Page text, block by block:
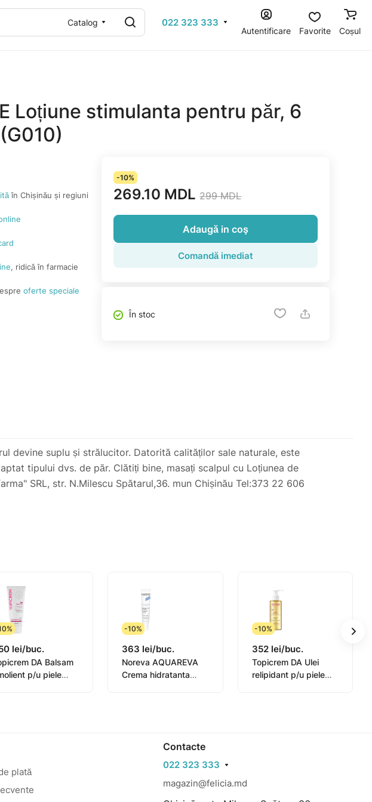
Catalog 022 323 333
Autentificare Favorite Coșul
Loțiune stimulanta pentru păr, 6
în Chișinău și regiuni
, ridică în farmacie
oferte speciale
-10%
269.10 MDL 299 MDL
Adaugă in coş
Comandă imediat
În stoc
devine suplu și strălucitor. Datorită calităților sale naturale, este
tipului dvs. de păr. Clătiți bine, masați scalpul cu Loțiunea de
SRL, str. N.Milescu Spătarul,36. mun Chișinău Tel:373 22 606
lei/buc.
DA Balsam
p/u piele
-10%
363 lei/buc.
Noreva AQUAREVA
Crema hidratanta
-10%
352 lei/buc.
Topicrem DA Ulei
relipidant p/u piele
plată
Contacte
022 323 333
magazin@felicia.md